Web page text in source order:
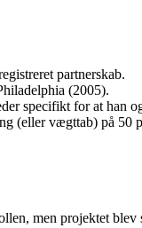
partnerskab.
(2005).
specifikt for at han
(eller vægttab) på 50
men projektet